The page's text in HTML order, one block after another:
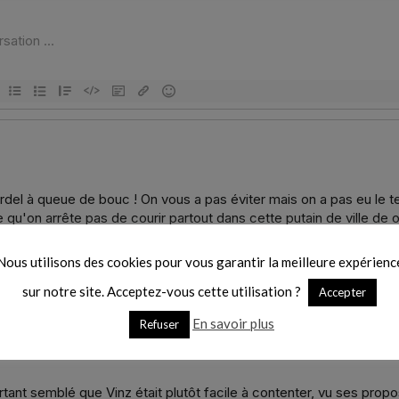
utilisons des cookies pour vous garantir la meilleure
sur notre site. Acceptez-vous cette utilisation ?
Accepter
Refuser En savoir plus